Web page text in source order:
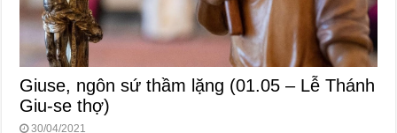
Giuse, ngôn sứ thầm lặng (01.05 – Lễ Thánh
Giu-se thợ)
30/04/2021